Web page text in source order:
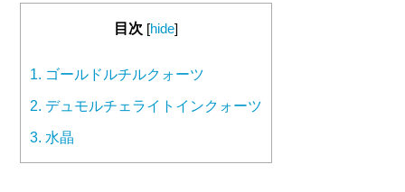
目次 [hide]
1. ゴールドルチルクォーツ
2. デュモルチェライトインクォーツ
3. 水晶